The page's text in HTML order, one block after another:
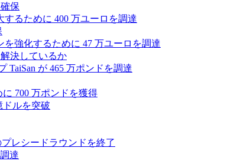
保
るために 400 万ユーロを調達
強化するために 47 万ユーロを調達
決しているか
TaiSan が 465 万ポンドを調達
700 万ポンドを獲得
ドルを突破
レシードラウンドを終了
達